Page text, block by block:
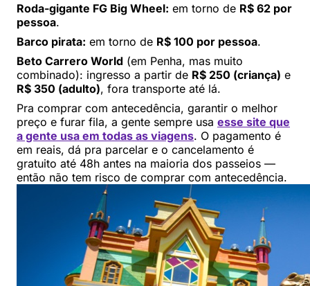
Roda-gigante FG Big Wheel: em torno de R$ 62 por
pessoa.
Barco pirata: em torno de R$ 100 por pessoa.
Beto Carrero World (em Penha, mas muito
combinado): ingresso a partir de R$ 250 (criança) e
R$ 350 (adulto), fora transporte até lá.
Pra comprar com antecedência, garantir o melhor
preço e furar fila, a gente sempre usa esse site que
a gente usa em todas as viagens. O pagamento é
em reais, dá pra parcelar e o cancelamento é
gratuito até 48h antes na maioria dos passeios —
então não tem risco de comprar com antecedência.